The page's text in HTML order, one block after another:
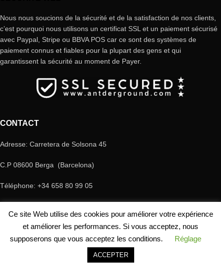
Nous nous soucions de la sécurité et de la satisfaction de nos clients,
c’est pourquoi nous utilisons un certificat SSL et un paiement sécurisé
avec Paypal, Stripe ou BBVA POS car ce sont des systèmes de
paiement connus et fiables pour la plupart des gens et qui
garantissent la sécurité au moment de Payer.
CONTACT
Adresse: Carretera de Solsona 45
C.P 08600 Berga (Barcelona)
Téléphone: +34 658 80 99 05
© Copyright Antderground 2017- 2024 ---> Nucli zoologic: 9015-1457203/2021
Ce site Web utilise des cookies pour améliorer votre expérience
et améliorer les performances. Si vous acceptez, nous
supposerons que vous acceptez les conditions.
Réglage
ACCEPTER